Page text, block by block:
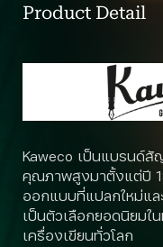
Product Detail
Kaweco เป็นแบรนด์สั
คุณภาพสูงมาตั้งแต่ปี
ออกแบบที่แปลกใหม่แ
เป็นตัวเลือกยอดนิยมใ
เครื่องเขียนทั่วโลก